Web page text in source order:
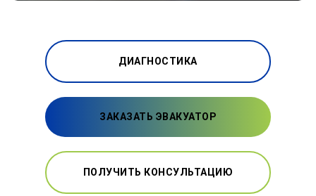
ДИАГНОСТИКА
ЗАКАЗАТЬ ЭВАКУАТОР
ПОЛУЧИТЬ КОНСУЛЬТАЦИЮ